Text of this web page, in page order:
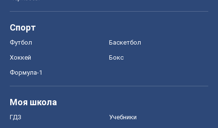
Спорт
Футбол Баскетбол
Хоккей Бокс
Формула-1
Моя школа
ГДЗ Учебники